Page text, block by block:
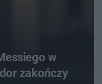
w
zakończy